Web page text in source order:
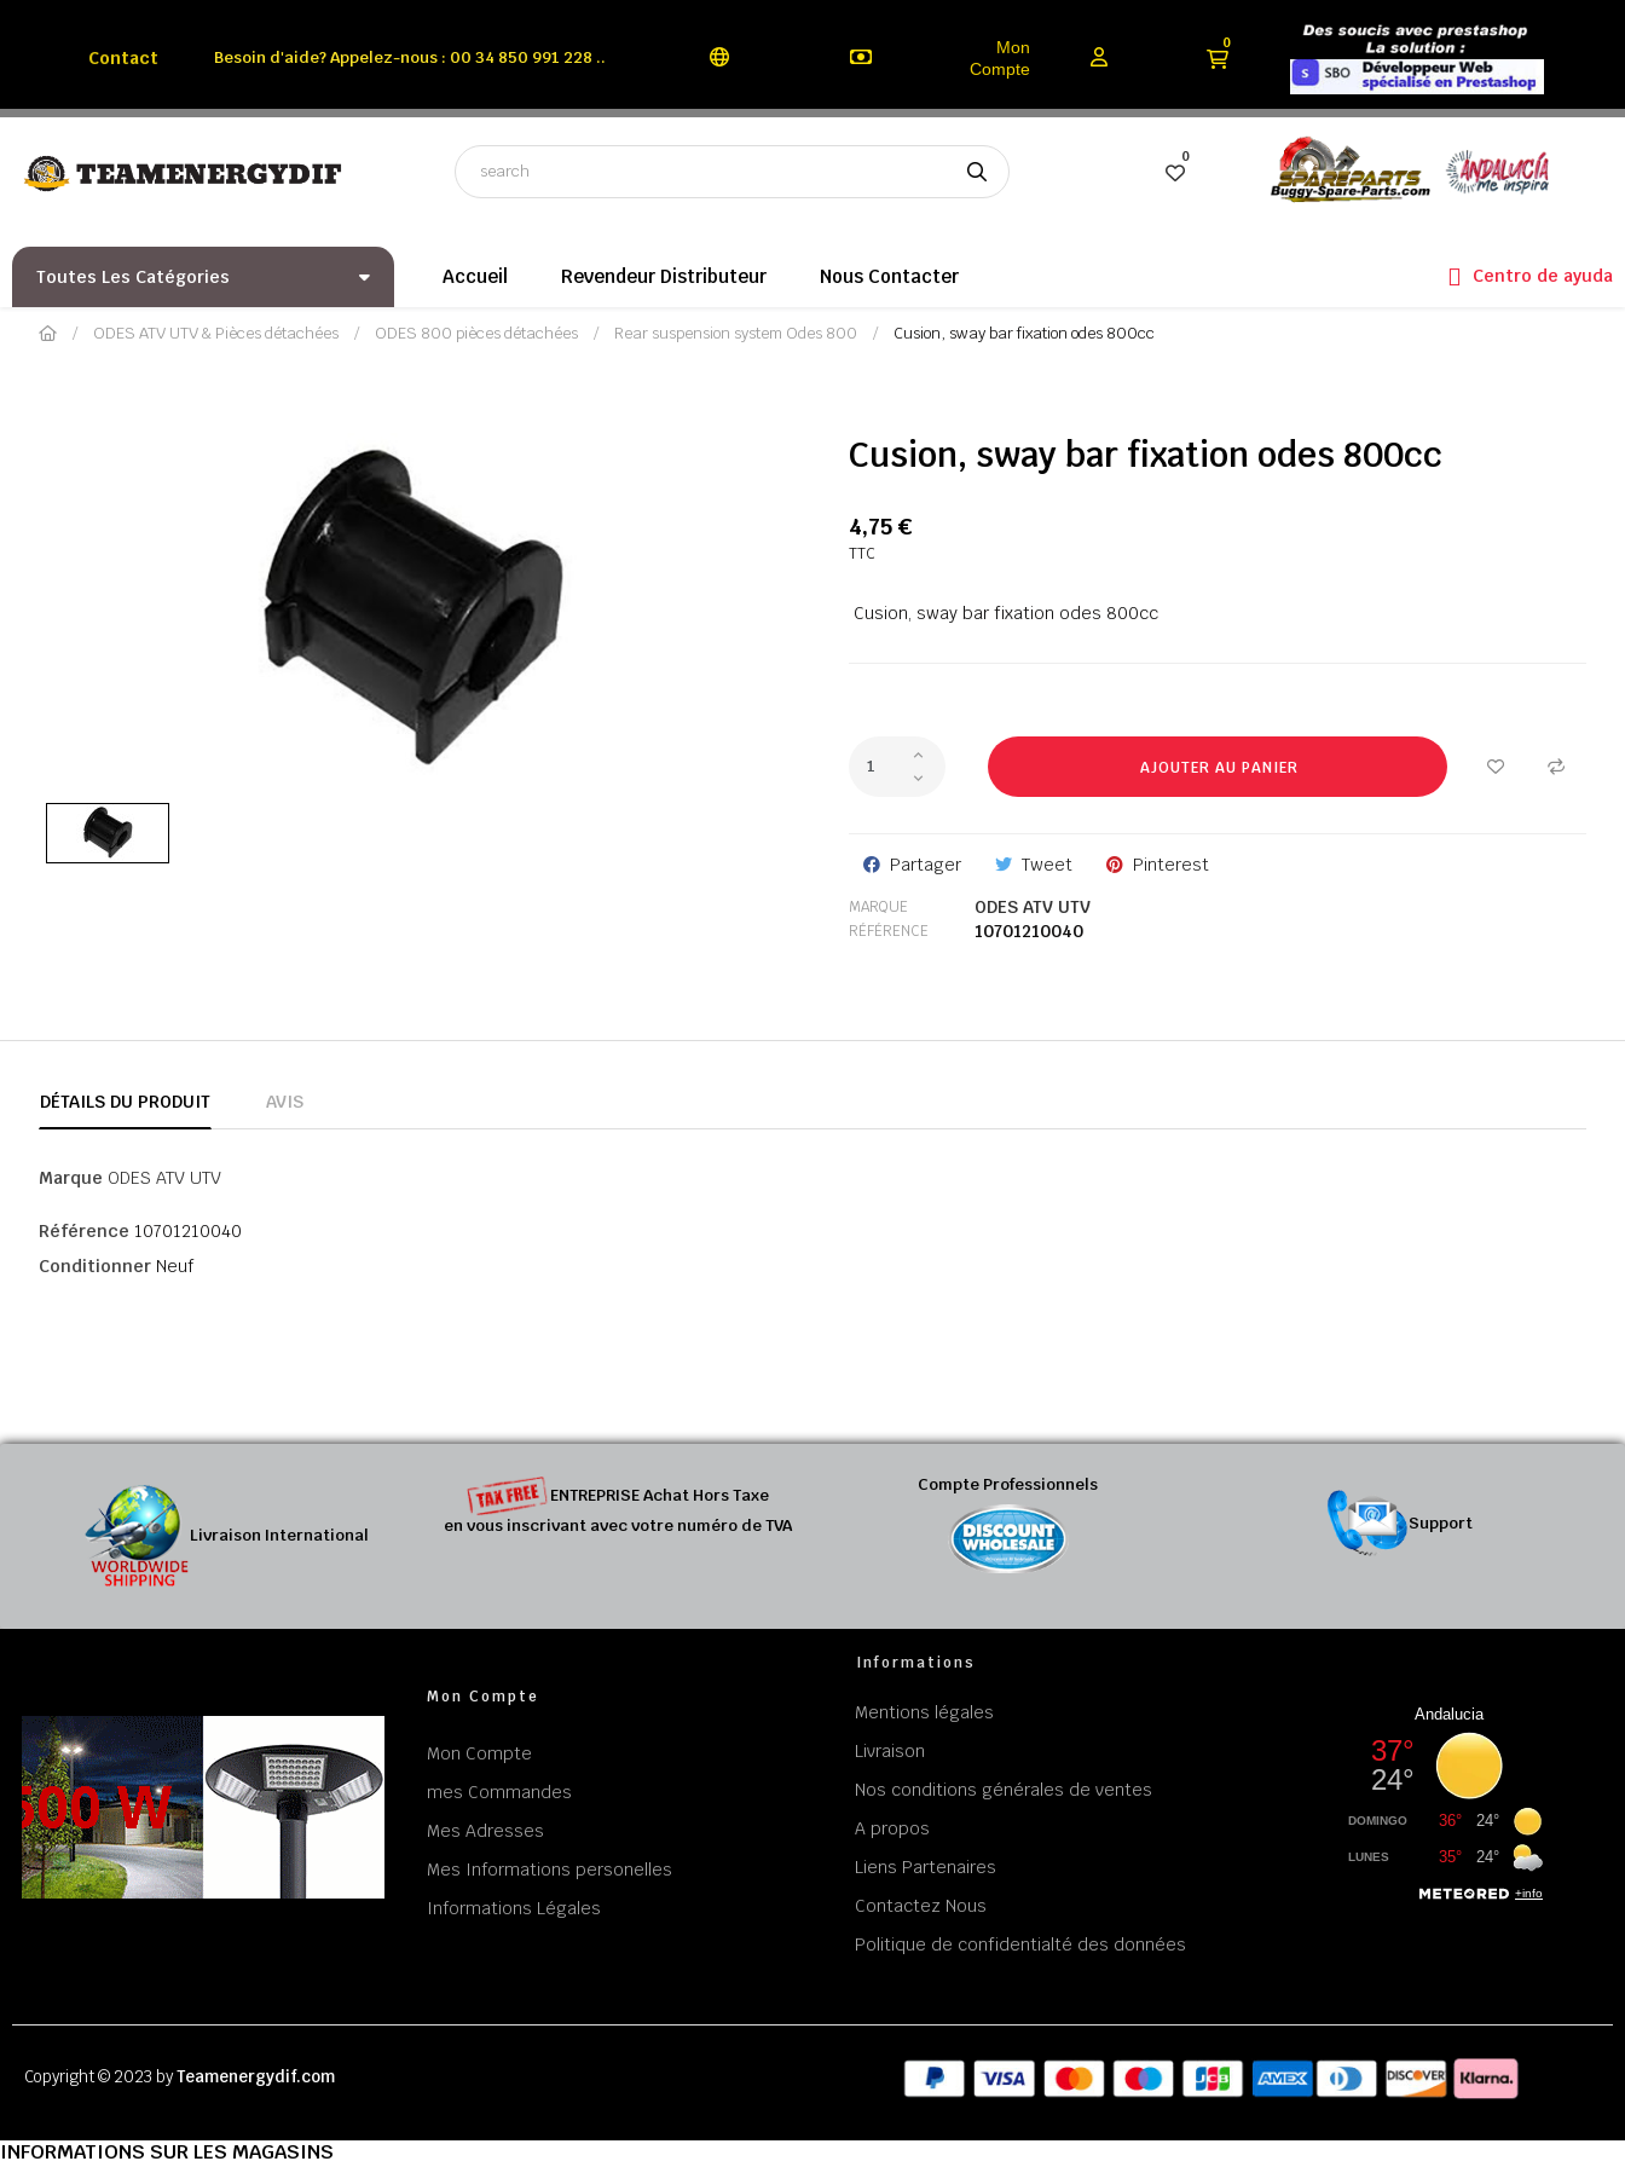
Contact Besoin d'aide? Appelez-nous : 00 34 850 991 228 ..
Mon
Compte
0
0
Toutes Les Catégories Accueil Revendeur Distributeur Nous Contacter Centro de ayuda
ODES ATV UTV & Pièces détachées ODES 800 pièces détachées Rear suspension system Odes 800 Cusion, sway bar fixation odes 800cc
Cusion, sway bar fixation odes 800cc
4,75 €
TTC
Cusion, sway bar fixation odes 800cc
AJOUTER AU PANIER
Partager Tweet Pinterest
MARQUE ODES ATV UTV
RÉFÉRENCE 10701210040
DÉTAILS DU PRODUIT AVIS
Marque ODES ATV UTV
Référence 10701210040
Conditionner Neuf
Livraison International
ENTREPRISE Achat Hors Taxe
en vous inscrivant avec votre numéro de TVA
Compte Professionnels
Support
Mon Compte
Mon Compte
mes Commandes
Mes Adresses
Mes Informations personelles
Informations Légales
Informations
Mentions légales
Livraison
Nos conditions générales de ventes
A propos
Liens Partenaires
Contactez Nous
Politique de confidentialté des données
Copyright © 2023 byTeamenergydif.com
INFORMATIONS SUR LES MAGASINS